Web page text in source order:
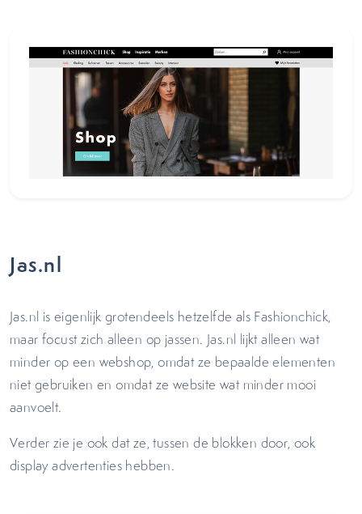
Jas.nl
Jas.nl is eigenlijk grotendeels hetzelfde als Fashionchick,
maar focust zich alleen op jassen. Jas.nl lijkt alleen wat
minder op een webshop, omdat ze bepaalde elementen
niet gebruiken en omdat ze website wat minder mooi
aanvoelt.
Verder zie je ook dat ze, tussen de blokken door, ook
display advertenties hebben.